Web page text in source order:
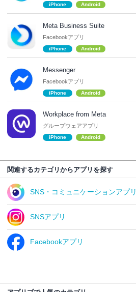
iPhone Android
Meta Business Suite
Facebookアプリ
iPhone Android
Messenger
Facebookアプリ
iPhone Android
Workplace from Meta
グループウェアアプリ
iPhone Android
関連するカテゴリからアプリを探す
SNS・コミュニケーションアプリ
SNSアプリ
Facebookアプリ